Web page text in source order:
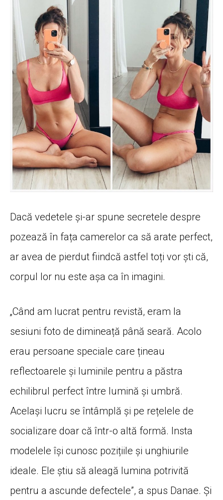
Dacă vedetele și-ar spune secretele despre
pozează în fața camerelor ca să arate perfect,
ar avea de pierdut fiindcă astfel toți vor ști că,
corpul lor nu este așa ca în imagini.
„Când am lucrat pentru revistă, eram la
sesiuni foto de dimineață până seară. Acolo
erau persoane speciale care țineau
reflectoarele și luminile pentru a păstra
echilibrul perfect între lumină și umbră.
Același lucru se întâmplă și pe rețelele de
socializare doar că într-o altă formă. Insta
modelele își cunosc pozițiile și unghiurile
ideale. Ele știu să aleagă lumina potrivită
pentru a ascunde defectele”, a spus Danae. Și